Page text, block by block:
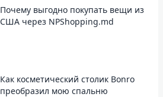
Почему выгодно покупать вещи из
США через NPShopping.md
Как косметический столик Bonro
преобразил мою спальню